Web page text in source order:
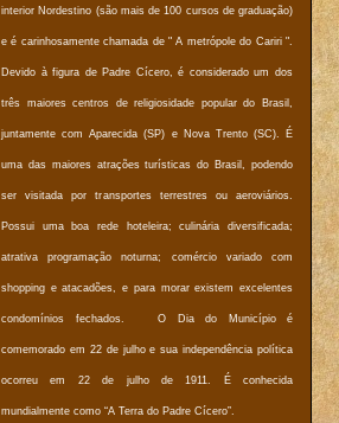
interior Nordestino (são mais de 100 cursos de graduação)
e é carinhosamente chamada de " A metrópole do Cariri ".
Devido à figura de Padre Cícero, é considerado um dos
três maiores centros de religiosidade popular do Brasil,
juntamente com Aparecida (SP) e Nova Trento (SC). É
uma das maiores atrações turísticas do Brasil, podendo
ser visitada por transportes terrestres ou aeroviários.
Possui uma boa rede hoteleira; culinária diversificada;
atrativa programação noturna; comércio variado com
shopping e atacadões, e para morar existem excelentes
condomínios fechados. O Dia do Município é
comemorado em 22 de julho e sua independência política
ocorreu em 22 de julho de 1911. É conhecida
mundialmente como “A Terra do Padre Cícero”.